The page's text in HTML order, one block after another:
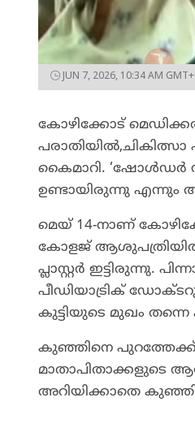
JUN 7, 2026, 10:34 AM
കോഴിക്കോട്
പരാതിയിൽ,ചികിത്സാ
കൈമാറി. ‘ഷോൾഡർ
ഉണ്ടായിരുന്നു
മെയ് 14-നാണ്
കോളജ് ആശുപത്രിയിൽ
പ്ലാസ്റ്റർ
പീഡിയാട്രിക്
കുട്ടിയുടെ മുഖം
കുഞ്ഞിനെ പുറത്തേക്ക്
മാതാപിതാക്കളുടെ
അറിയിക്കാതെ